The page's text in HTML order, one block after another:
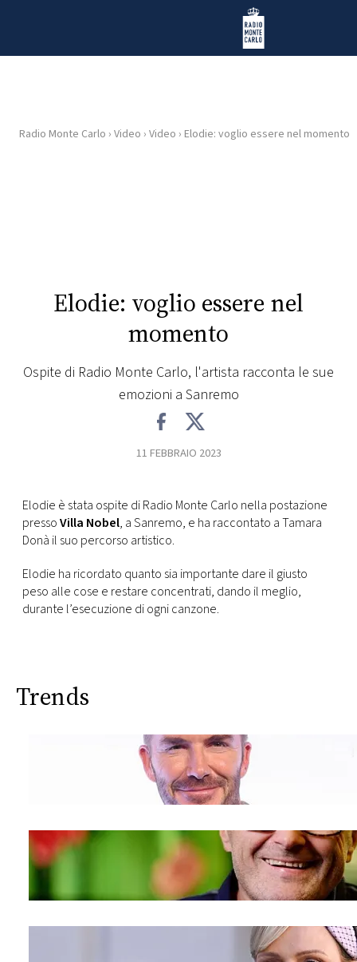
Radio Monte Carlo
HOME
PLAYLIST
VIDEO
TV
RMC
Radio Monte Carlo › Video › Video › Elodie: voglio essere nel momento
Elodie: voglio essere nel
momento
Ospite di Radio Monte Carlo, l'artista racconta le sue
emozioni a Sanremo
11 FEBBRAIO 2023
Elodie è stata ospite di Radio Monte Carlo nella postazione
pressoVilla Nobel, a Sanremo, e ha raccontato a Tamara
Donà il suo percorso artistico.
Elodie ha ricordato quanto sia importante dare il giusto
peso alle cose e restare concentrati, dando il meglio,
durante l’esecuzione di ogni canzone.
Trends